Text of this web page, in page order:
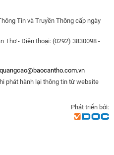
Tin và Truyền Thông cấp ngày
Thơ - Điện thoại: (0292) 3830098 -
quangcao@baocantho.com.vn
phát hành lại thông tin từ website
Phát triển bởi: